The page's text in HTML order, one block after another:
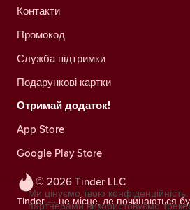
© 2026 Tinder LLC
Tinder — це місце, де починаються
Контакти
Промокод
Служба підтримки
Подарункові картки
Отримай додаток!
App Store
Google Play Store
Ми цінуємо твою
партнерами використовуємо